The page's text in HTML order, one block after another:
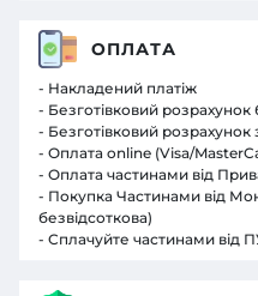
ОПЛАТА
- Накладений платіж
- Безготівковий
- Безготівковий
- Оплата online (Visa/
- Оплата частинами від
- Покупка Частинами від
безвідсоткова)
- Сплачуйте частинами від